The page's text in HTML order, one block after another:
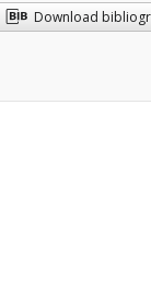
Download